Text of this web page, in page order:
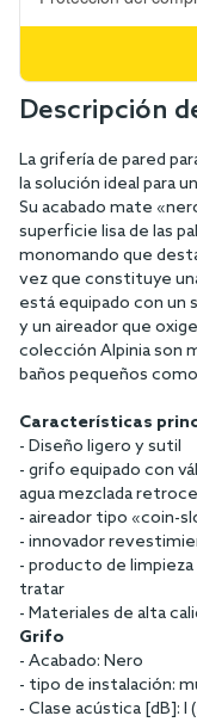
Descripción
La grifería de pared
la solución ideal para
Su acabado mate
superficie lisa de las
monomando que
vez que constituye
está equipado con un
y un aireador que
colección Alpinia son
baños pequeños
Características
- Diseño ligero y sutil
- grifo equipado con
agua mezclada
- aireador tipo «coin-
- innovador
- producto de
tratar
- Materiales de alta
Grifo
- Acabado: Nero
- tipo de instalación:
- Clase acústica [dB]: I